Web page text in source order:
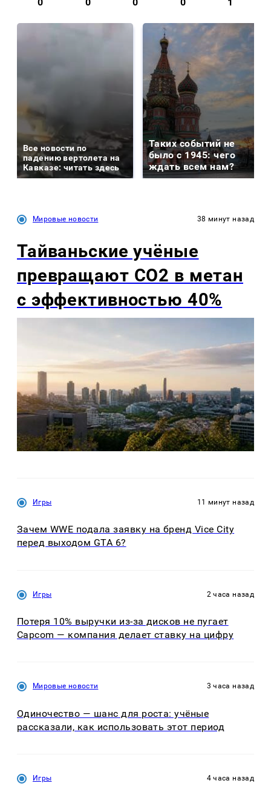
Все новости по
падению вертолета на
Кавказе: читать здесь
Таких событий не
было с 1945: чего
ждать всем нам?
Мировые новости 38 минут назад
Тайваньские учёные
превращают CO2 в метан
с эффективностью 40%
Игры 11 минут назад
Зачем WWE подала заявку на бренд Vice City
перед выходом GTA 6?
Игры 2 часа назад
Потеря 10% выручки из-за дисков не пугает
Capcom — компания делает ставку на цифру
Мировые новости 3 часа назад
Одиночество — шанс для роста: учёные
рассказали, как использовать этот период
Игры 4 часа назад